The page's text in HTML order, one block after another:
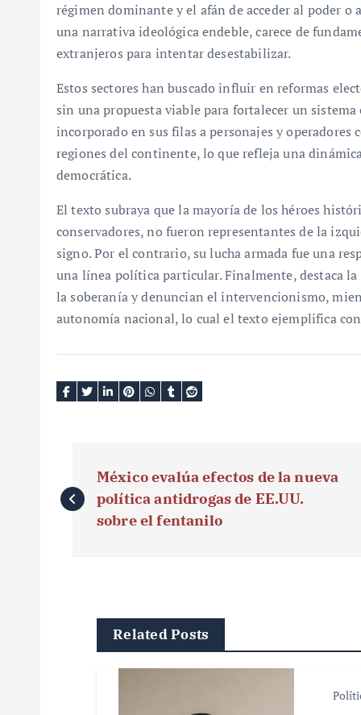
régimen dominante y el afán de acceder al poder
una narrativa ideológica endeble, carece de
extranjeros para intentar desestabilizar.
Estos sectores han buscado influir en reformas
sin una propuesta viable para fortalecer un
incorporado en sus filas a personajes y
regiones del continente, lo que refleja una
democrática.
El texto subraya que la mayoría de los héroes
conservadores, no fueron representantes de la
signo. Por el contrario, su lucha armada fue una
una línea política particular. Finalmente, destaca
la soberanía y denuncian el intervencionismo,
autonomía nacional, lo cual el texto ejemplifica
a
México evalúa efectos de la nueva
política antidrogas de EE.UU.
sobre el fentanilo
Related Posts